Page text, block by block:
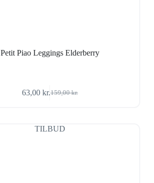
Petit Piao Leggings Elderberry
159,00kr.
Den
var:
159,00 kr..
63,00 kr.Den
er:
63,00 kr..
TILBUD